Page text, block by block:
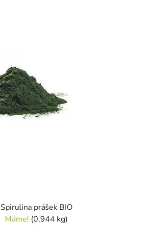
Spirulina prášek BIO
Máme! (0,944 kg)